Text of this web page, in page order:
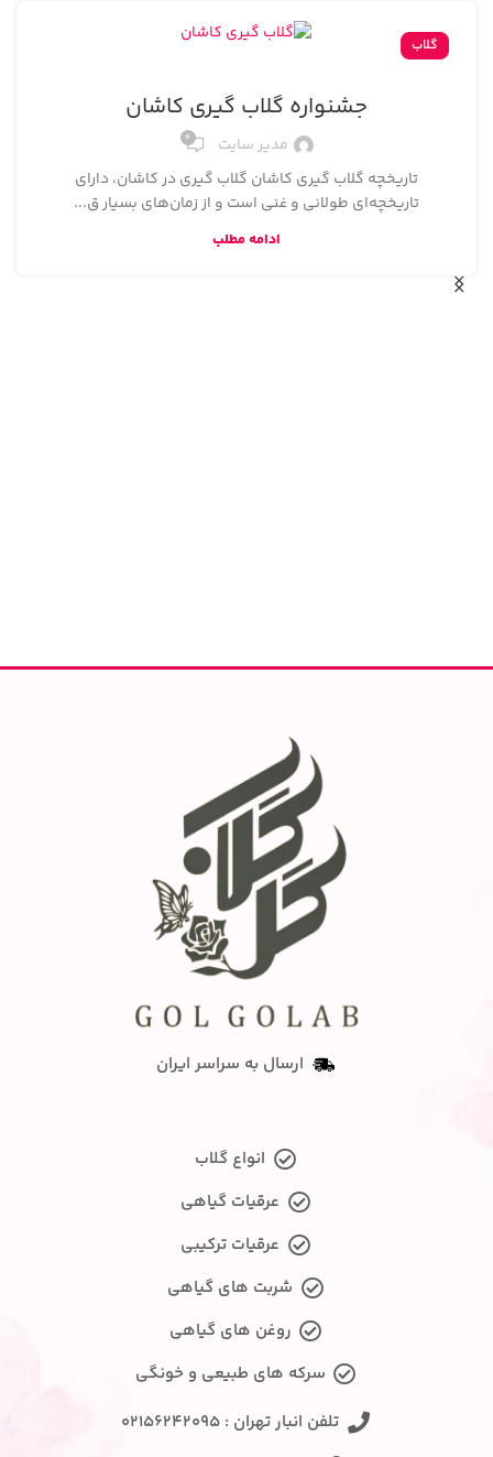
گلاب
جشنواره گلاب گیری کاشان
مدیر سایت ۰
تاریخچه گلاب گیری کاشان گلاب گیری در کاشان، دارای
تاریخچه‌ای طولانی و غنی است و از زمان‌های بسیار ق...
ادامه مطلب
ارسال به سراسر ایران
انواع گلاب
عرقیات گیاهی
عرقیات ترکیبی
شربت های گیاهی
روغن های گیاهی
سرکه های طبیعی و خونگی
تلفن انبار تهران : ۰۲۱۵۶۲۴۲۰۹۵